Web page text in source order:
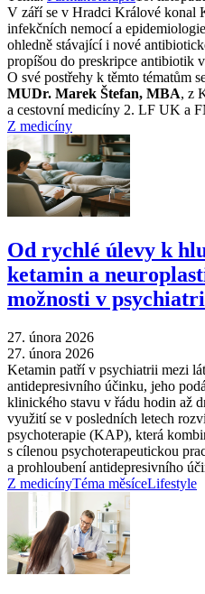
V září se v Hradci Králové konal
infekčních nemocí a
ohledně stávající i nové
propíšou do preskripce antibiotik
O své postřehy k těmto tématům
MUDr. Marek Štefan, MBA, z
a cestovní medicíny 2. LF UK a
Z medicíny
Od rychlé úlevy k
ketamin a
možnosti v
27. února 2026
27. února 2026
Ketamin patří v psychiatrii mezi
antidepresivního účinku, jeho
klinického stavu v řádu hodin až
využití se v posledních letech
psychoterapie (KAP), která
s cílenou psychoterapeutickou
a prohloubení antidepresivního
Z medicínyTéma měsíceLifestyle